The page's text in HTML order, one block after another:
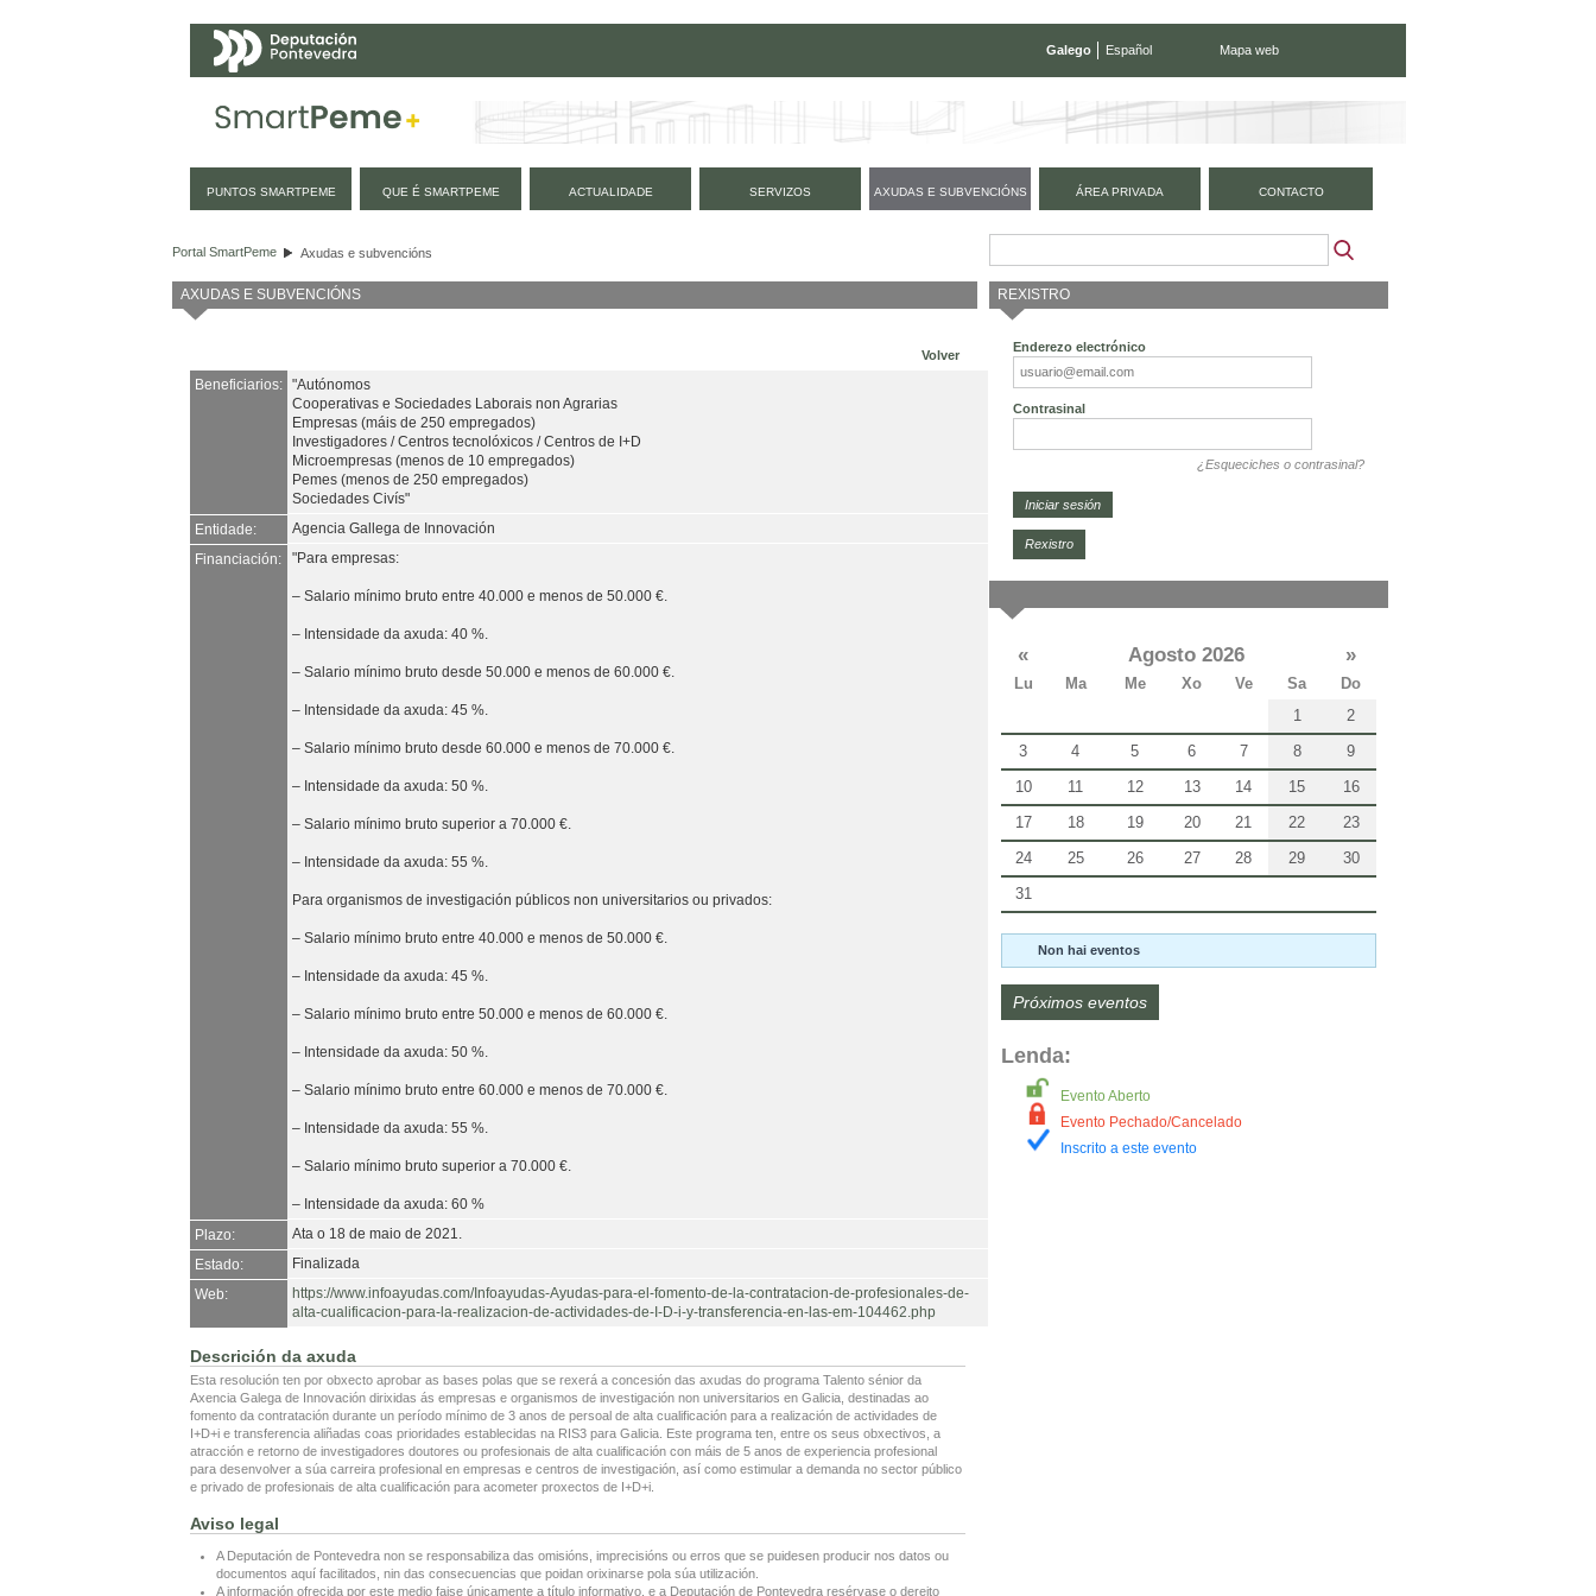
Galego Español Mapa web
PUNTOS SMARTPEME QUE É SMARTPEME ACTUALIDADE SERVIZOS AXUDAS E SUBVENCIÓNS ÁREA PRIVADA CONTACTO
Portal SmartPeme Axudas e subvencións
AXUDAS E SUBVENCIÓNS
Volver
Beneficiarios: "Autónomos
Cooperativas e Sociedades Laborais non Agrarias
Empresas (máis de 250 empregados)
Investigadores / Centros tecnolóxicos / Centros de I+D
Microempresas (menos de 10 empregados)
Pemes (menos de 250 empregados)
Sociedades Civís"
Entidade:
Agencia Gallega de Innovación
Financiación:
"Para empresas:
– Salario mínimo bruto entre 40.000 e menos de 50.000 €.
– Intensidade da axuda: 40 %.
– Salario mínimo bruto desde 50.000 e menos de 60.000 €.
– Intensidade da axuda: 45 %.
– Salario mínimo bruto desde 60.000 e menos de 70.000 €.
– Intensidade da axuda: 50 %.
– Salario mínimo bruto superior a 70.000 €.
– Intensidade da axuda: 55 %.
Para organismos de investigación públicos non universitarios ou privados:
– Salario mínimo bruto entre 40.000 e menos de 50.000 €.
– Intensidade da axuda: 45 %.
– Salario mínimo bruto entre 50.000 e menos de 60.000 €.
– Intensidade da axuda: 50 %.
– Salario mínimo bruto entre 60.000 e menos de 70.000 €.
– Intensidade da axuda: 55 %.
– Salario mínimo bruto superior a 70.000 €.
– Intensidade da axuda: 60 %
Plazo:
Ata o 18 de maio de 2021.
Estado:
Finalizada
Web:
https://www.infoayudas.com/Infoayudas-Ayudas-para-el-fomento-de-la-contratacion-de-profesionales-de-
alta-cualificacion-para-la-realizacion-de-actividades-de-I-D-i-y-transferencia-en-las-em-104462.php
Descrición da axuda
Esta resolución ten por obxecto aprobar as bases polas que se rexerá a concesión das axudas do programa Talento sénior da
Axencia Galega de Innovación dirixidas ás empresas e organismos de investigación non universitarios en Galicia, destinadas ao
fomento da contratación durante un período mínimo de 3 anos de persoal de alta cualificación para a realización de actividades de
I+D+i e transferencia aliñadas coas prioridades establecidas na RIS3 para Galicia. Este programa ten, entre os seus obxectivos, a
atracción e retorno de investigadores doutores ou profesionais de alta cualificación con máis de 5 anos de experiencia profesional
para desenvolver a súa carreira profesional en empresas e centros de investigación, así como estimular a demanda no sector público
e privado de profesionais de alta cualificación para acometer proxectos de I+D+i.
Aviso legal
A Deputación de Pontevedra non se responsabiliza das omisións, imprecisións ou erros que se puidesen producir nos datos ou
documentos aquí facilitados, nin das consecuencias que poidan orixinarse pola súa utilización.
A información ofrecida por este medio faise únicamente a título informativo, e a Deputación de Pontevedra resérvase o dereito
REXISTRO
Enderezo electrónico
Contrasinal
¿Esqueciches o contrasinal?
Rexistro
« Agosto 2026 »
Lu Ma Me Xo Ve Sa
Do
1
2
3
4 5 6 7 8
9
10
11 12 13 14 15
16
17
18 19 20 21 22
23
24
25 26 27 28 29
30
31
Non hai eventos
Próximos eventos
Lenda:
Evento Aberto
Evento Pechado/Cancelado
Inscrito a este evento